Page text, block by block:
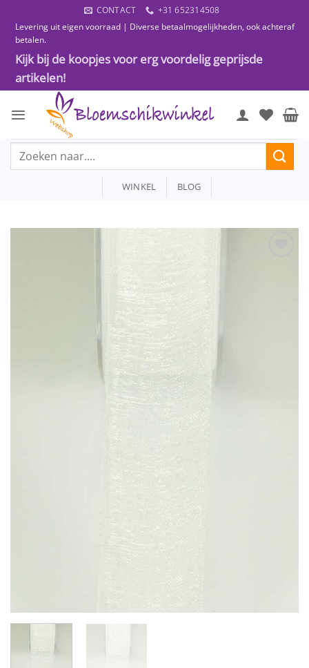
naar
inhoud
CONTACT
+31 652314508
Levering uit eigen voorraad | Diverse betaalmogelijkheden, ook achteraf
betalen.
Kijk bij de koopjes voor erg voordelig geprijsde
artikelen!
Zoeken
WINKEL BLOG